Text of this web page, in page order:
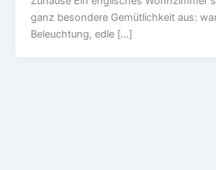
ganz besondere Gemütlichkeit aus:
Beleuchtung, edle […]